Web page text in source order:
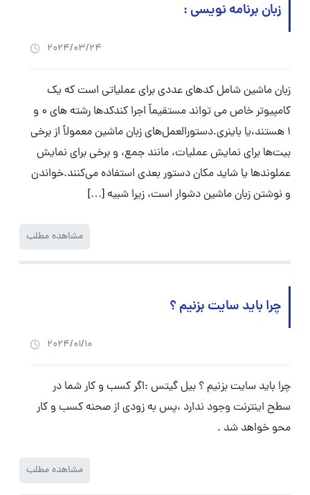
زبان برنامه نویسی :
2024/03/24
زبان ماشین شامل کدهای عددی برای عملیاتی است که یک
کامپیوتر خاص می تواند مستقیماً اجرا کندکدها رشته های 0 و
1 هستند،یا باینری.دستورالعمل‌های زبان ماشین معمولاً از برخی
بیت‌ها برای نمایش عملیات، مانند جمع، و برخی برای نمایش
عملوندها یا شاید مکان دستور بعدی استفاده می‌کنند.خواندن
و نوشتن زبان ماشین دشوار است، زیرا شبیه […]
مشاهده مطلب
چرا باید سایت بزنیم ؟
2024/01/10
چرا باید سایت بزنیم ؟ بیل گیتس :اگر کسب و کار شما در
سطح اینترنت وجود ندارد ،پس به زودی از صحنه کسب و کار
محو خواهد شد .
مشاهده مطلب